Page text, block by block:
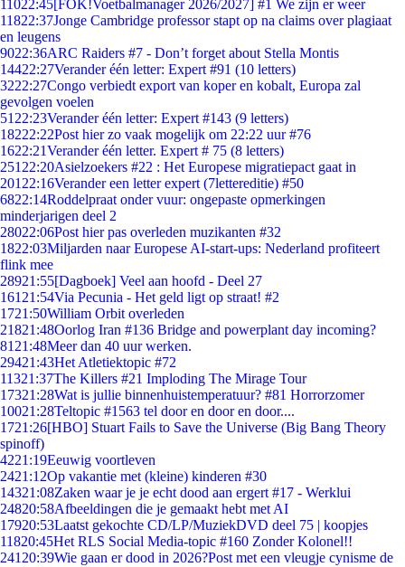
11022:45[FOK!Voetbalmanager 2026/2027] #1 We zijn er weer
11822:37Jonge Cambridge professor stapt op na claims over plagiaat
en leugens
9022:36ARC Raiders #7 - Don’t forget about Stella Montis
14422:27Verander één letter: Expert #91 (10 letters)
3222:27Congo verbiedt export van koper en kobalt, Europa zal
gevolgen voelen
51 22:23Verander één letter: Expert #143 (9 letters)
18222:22Post hier zo vaak mogelijk om 22:22 uur #76
1622:21Verander één letter. Expert # 75 (8 letters)
251 22:20Asielzoekers #22 : Het Europese migratiepact gaat in
201 22:16Verander een letter expert (7lettereditie) #50
6822:14Roddelpraat onder vuur: ongepaste opmerkingen
minderjarigen deel 2
28022:06Post hier pas overleden muzikanten #32
1822:03Miljarden naar Europese AI-start-ups: Nederland profiteert
flink mee
28921:55[Dagboek] Veel aan hoofd - Deel 27
161 21:54Via Pecunia - Het geld ligt op straat! #2
1721:50William Orbit overleden
21821:48Oorlog Iran #136 Bridge and powerplant day incoming?
81 21:48Meer dan 40 uur werken.
29421:43Het Atletiektopic #72
11321:37The Killers #21 Imploding The Mirage Tour
17321:28Wat is jullie binnenhuistemperatuur? #81 Horrorzomer
10021:28Teltopic #1563 tel door en door en door....
1721:26[HBO] Stuart Fails to Save the Universe (Big Bang Theory
spinoff)
4221:19Eeuwig voortleven
2421:12Op vakantie met (kleine) kinderen #30
14321:08Zaken waar je je echt dood aan ergert #17 - Werklui
24820:58Afbeeldingen die je gemaakt hebt met AI
17920:53Laatst gekochte CD/LP/MuziekDVD deel 75 | koopjes
11820:45Het RLS Social Media-topic #160 Zonder Kolonel!!
241 20:39Wie gaan er dood in 2026?Post met een vleugje cynisme de